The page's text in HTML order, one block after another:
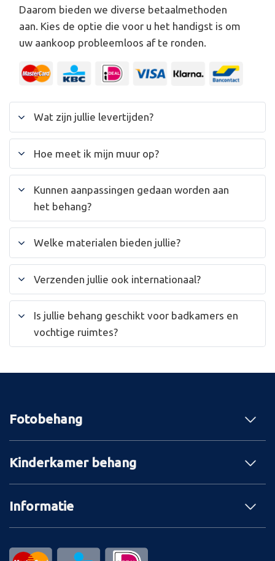
Daarom bieden we diverse betaalmethoden
aan. Kies de optie die voor u het handigst is om
uw aankoop probleemloos af te ronden.
Wat zijn jullie levertijden?
Hoe meet ik mijn muur op?
Kunnen aanpassingen gedaan worden aan
het behang?
Welke materialen bieden jullie?
Verzenden jullie ook internationaal?
Is jullie behang geschikt voor badkamers en
vochtige ruimtes?
Fotobehang
Kinderkamer behang
Informatie